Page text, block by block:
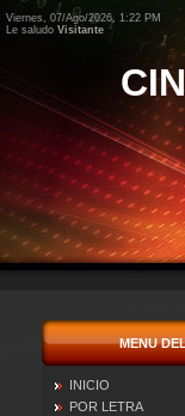
Viernes, 07/Ago/2026, 1:22 PM
Le saludo Visitante
MENU
INICIO
POR LETRA